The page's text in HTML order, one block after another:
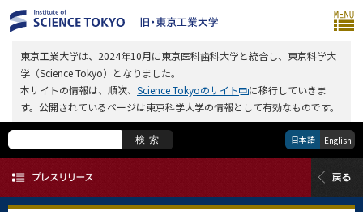
東京工業大学は、2024年10月に東京医科歯科大学と統合し、東京科学大
学（Science Tokyo）となりました。
本サイトの情報は、順次、 Science Tokyoのサイト
に移行していきま
す。公開されているページは東京科学大学の情報として有効なものです。
検索 日本語 English